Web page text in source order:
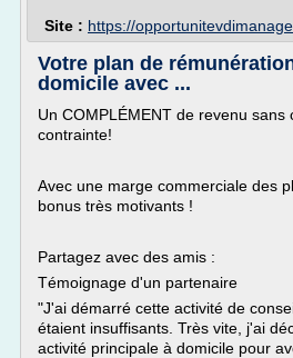
Site : https://
Votre plan de
domicile avec ...
Un COMPLÉMENT de revenu sans
contrainte!
Avec une marge commerciale des
bonus très motivants !
Partagez avec des amis :
Témoignage d'un partenaire
"J'ai démarré cette activité de
étaient insuffisants. Très vite, j'ai
activité principale à domicile pour